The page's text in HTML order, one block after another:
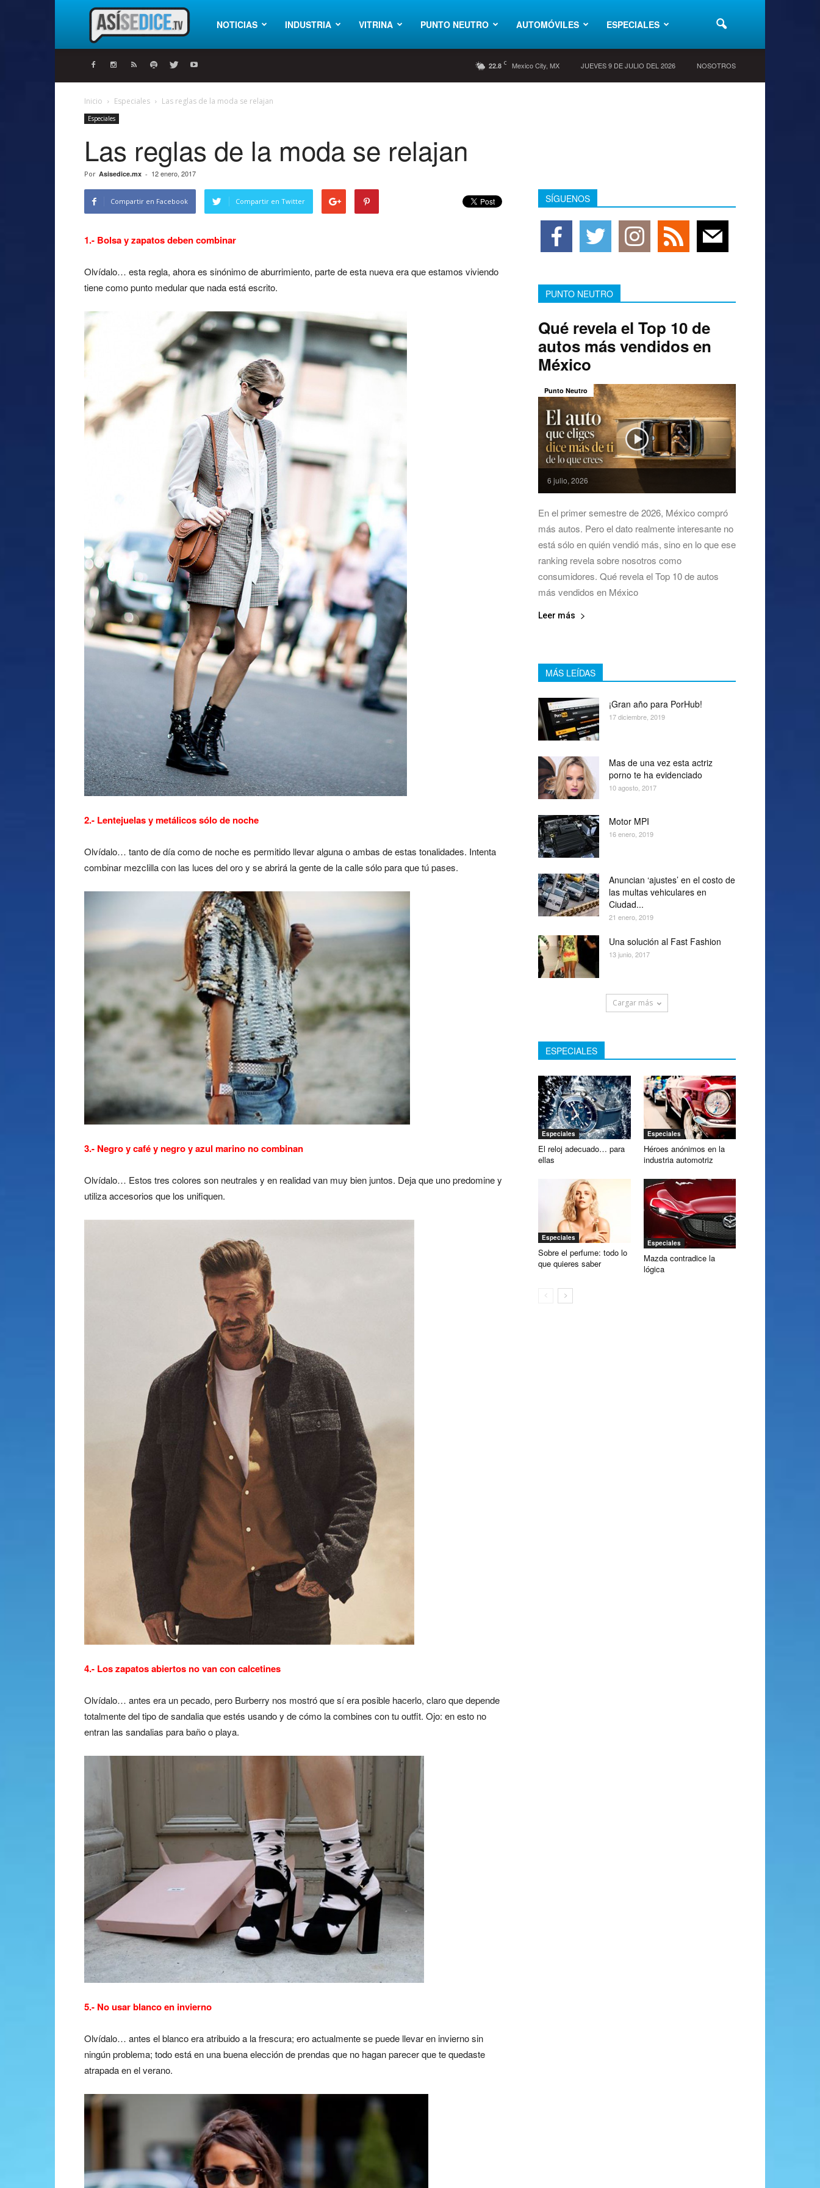
AsíNOTICIAS INDUSTRIA VITRINA PUNTO NEUTRO AUTOMÓVILES ESPECIALES
22.8 C Mexico City, MX JUEVES 9 DE JULIO DEL 2026 NOSOTROS
Inicio Especiales Las reglas de la moda se relajan
Especiales
Las reglas de la moda se relajan
Por Asisedice.mx - 12 enero, 2017
Compartir en Facebook Compartir en Twitter
1.- Bolsa y zapatos deben combinar
Olvídalo… esta regla, ahora es sinónimo de aburrimiento, parte de esta nueva era que estamos viviendo
tiene como punto medular que nada está escrito.
2.- Lentejuelas y metálicos sólo de noche
Olvídalo… tanto de día como de noche es permitido llevar alguna o ambas de estas tonalidades. Intenta
combinar mezclilla con las luces del oro y se abrirá la gente de la calle sólo para que tú pases.
3.- Negro y café y negro y azul marino no combinan
Olvídalo… Estos tres colores son neutrales y en realidad van muy bien juntos. Deja que uno predomine y
utiliza accesorios que los unifiquen.
4.- Los zapatos abiertos no van con calcetines
Olvídalo… antes era un pecado, pero Burberry nos mostró que sí era posible hacerlo, claro que depende
totalmente del tipo de sandalia que estés usando y de cómo la combines con tu outfit. Ojo: en esto no
entran las sandalias para baño o playa.
5.- No usar blanco en invierno
Olvídalo… antes el blanco era atribuido a la frescura; ero actualmente se puede llevar en invierno sin
ningún problema; todo está en una buena elección de prendas que no hagan parecer que te quedaste
atrapada en el verano.
SÍGUENOS
PUNTO NEUTRO
Qué revela el Top 10 de
autos más vendidos en
México
6 julio, 2026
Punto Neutro
En el primer semestre de 2026, México compró
más autos. Pero el dato realmente interesante no
está sólo en quién vendió más, sino en lo que ese
ranking revela sobre nosotros como
consumidores. Qué revela el Top 10 de autos
más vendidos en México
Leer más
MÁS LEÍDAS
¡Gran año para PorHub!
17 diciembre, 2019
Mas de una vez esta actriz
porno te ha evidenciado
10 agosto, 2017
Motor MPI
16 enero, 2019
Anuncian ‘ajustes’ en el costo de
las multas vehiculares en
Ciudad...
21 enero, 2019
Una solución al Fast Fashion
13 junio, 2017
Cargar más
ESPECIALES
Especiales
El reloj adecuado… para
ellas
Especiales
Héroes anónimos en la
industria automotriz
Especiales
Sobre el perfume: todo lo
que quieres saber
Especiales
Mazda contradice la
lógica